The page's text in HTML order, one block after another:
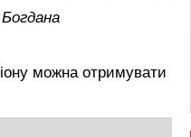
можна отримувати